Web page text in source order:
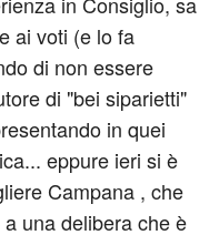
ai voti (e lo fa
di non essere
di "bei siparietti"
in quei
eppure ieri si è
Campana , che
una delibera che è